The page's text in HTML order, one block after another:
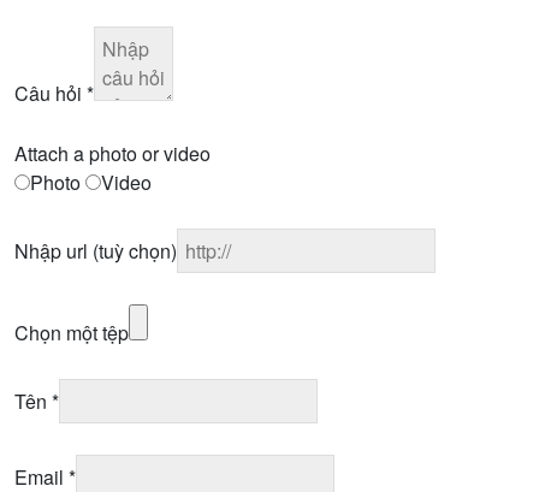
Câu hỏi *
Attach a photo or video
Photo
Video
Nhập url (tuỳ chọn)
Chọn một tệp
Tên *
Email *